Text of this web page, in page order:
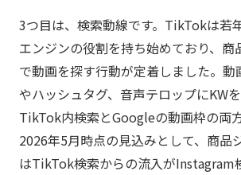
3つ目は、検索動線です。TikTokは若
エンジンの役割を持ち始めており、商
で動画を探す行動が定着しました。動
やハッシュタグ、音声テロップにKWを
TikTok内検索とGoogleの動画枠の両方
2026年5月時点の見込みとして、商品
はTikTok検索からの流入がInstagram